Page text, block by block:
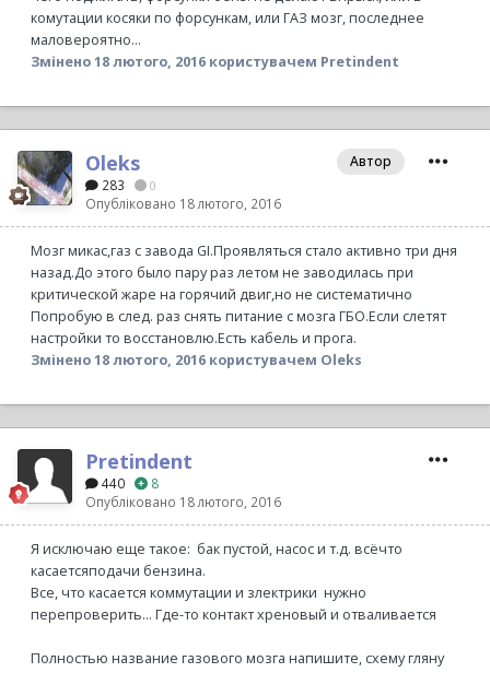
комутации косяки по форсункам, или ГАЗ мозг, последнее
маловероятно...
Змінено18 лютого, 2016 користувачем Pretindent
Oleks
283 0
Опубліковано 18 лютого, 2016
Автор
Мозг микас,газ с завода GI.Проявляться стало активно три дня
назад.До этого было пару раз летом не заводилась при
критической жаре на горячий двиг,но не систематично
Попробую в след. раз снять питание с мозга ГБО.Если слетят
настройки то восстановлю.Есть кабель и прога.
Змінено18 лютого, 2016 користувачем Oleks
Pretindent
440
8
Опубліковано 18 лютого, 2016
Я исключаю еще такое: бак пустой, насос и т.д. всёчто
касаетсяподачи бензина.
Все, что касается коммутации и злектрики нужно
перепроверить... Где-то контакт хреновый и отваливается
Полностью название газового мозга напишите, схему гляну